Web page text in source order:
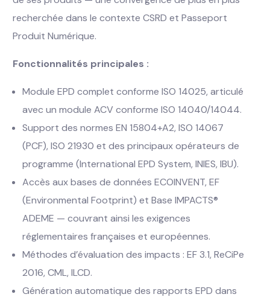
recherchée dans le contexte CSRD et Passeport
Produit Numérique.
Fonctionnalités principales :
Module EPD complet conforme ISO 14025, articulé
avec un module ACV conforme ISO 14040/14044.
Support des normes EN 15804+A2, ISO 14067
(PCF), ISO 21930 et des principaux opérateurs de
programme (International EPD System, INIES, IBU).
Accès aux bases de données ECOINVENT, EF
(Environmental Footprint) et Base IMPACTS®
ADEME — couvrant ainsi les exigences
réglementaires françaises et européennes.
Méthodes d’évaluation des impacts : EF 3.1, ReCiPe
2016, CML, ILCD.
Génération automatique des rapports EPD dans